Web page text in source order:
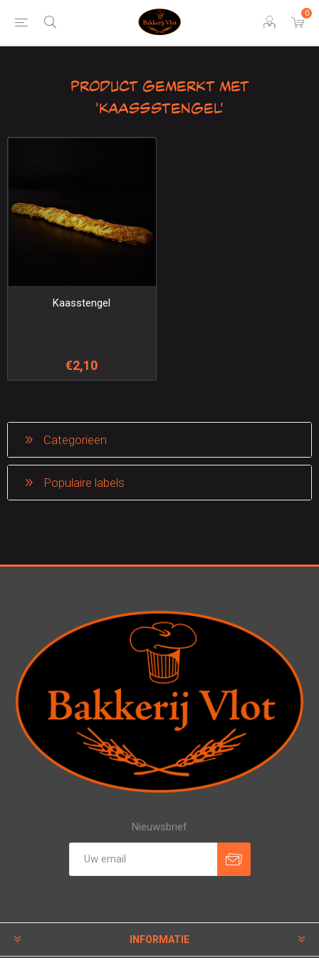
0
Product gemerkt met
'Kaassstengel'
Kaasstengel
€2,10
Categorieen
Populaire labels
Nieuwsbrief
INFORMATIE